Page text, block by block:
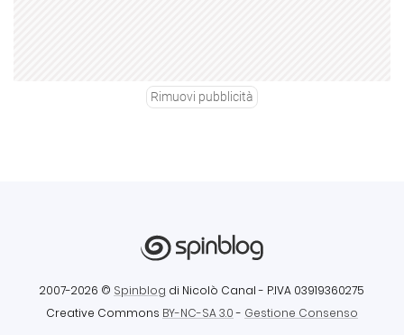
Rimuovi pubblicità
2007-2026 © Spinblog di Nicolò Canal - P.IVA 03919360275
Creative Commons BY-NC-SA 3.0- Gestione Consenso